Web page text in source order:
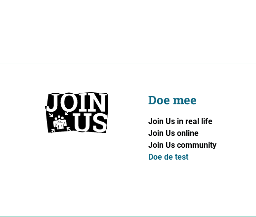
Doe mee
Join Us in real life
Join Us online
Join Us community
Doe de test